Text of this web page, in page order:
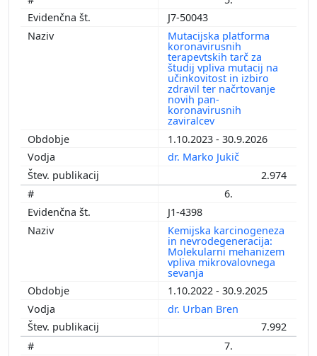
J7-50043
Mutacijska platforma
koronavirusnih
terapevtskih tarč za
študij vpliva mutacij na
učinkovitost in izbiro
zdravil ter načrtovanje
novih pan-
koronavirusnih
zaviralcev
1.10.2023 - 30.9.2026
dr. Marko Jukič
2.974
6.
J1-4398
Kemijska karcinogeneza
in nevrodegeneracija:
Molekularni mehanizem
vpliva mikrovalovnega
sevanja
1.10.2022 - 30.9.2025
dr. Urban Bren
7.992
7.